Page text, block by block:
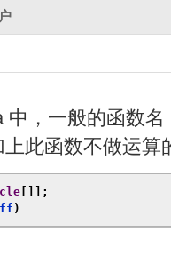
中，一般的函数
此函数不做运算
[]];
ff )